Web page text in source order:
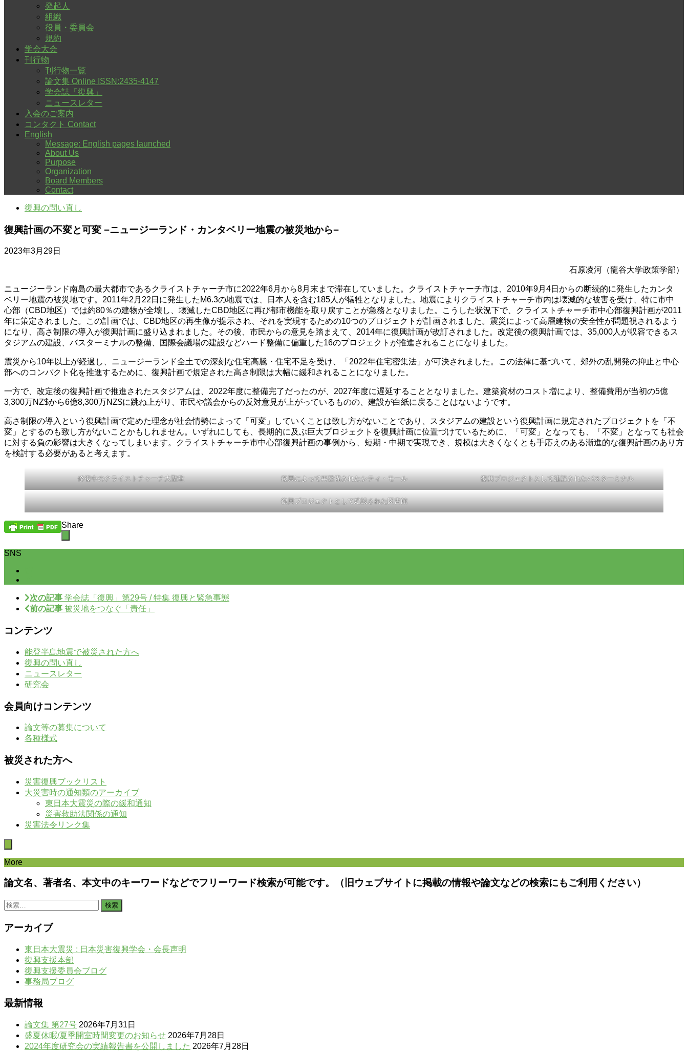
発起人
組織
役員・委員会
規約
学会大会
刊行物
刊行物一覧
論文集 Online ISSN:2435-4147
学会誌「復興」
ニュースレター
入会のご案内
コンタクト Contact
English
Message: English pages launched
About Us
Purpose
Organization
Board Members
Contact
復興の問い直し
復興計画の不変と可変 −ニュージーランド・カンタベリー地震の被災地から−
2023年3月29日
石原凌河（龍谷大学政策学部）
ニュージーランド南島の最大都市であるクライストチャーチ市に2022年6月から8月末まで滞在していました。クライストチャーチ市は、2010年9月4日からの断続的に発生したカンタ
ベリー地震の被災地です。2011年2月22日に発生したM6.3の地震では、日本人を含む185人が犠牲となりました。地震によりクライストチャーチ市内は壊滅的な被害を受け、特に市中
心部（CBD地区）では約80％の建物が全壊し、壊滅したCBD地区に再び都市機能を取り戻すことが急務となりました。こうした状況下で、クライストチャーチ市中心部復興計画が2011
年に策定されました。この計画では、CBD地区の再生像が提示され、それを実現するための10つのプロジェクトが計画されました。震災によって高層建物の安全性が問題視されるよう
になり、高さ制限の導入が復興計画に盛り込まれました。その後、市民からの意見を踏まえて、2014年に復興計画が改訂されました。改定後の復興計画では、35,000人が収容できるス
タジアムの建設、バスターミナルの整備、国際会議場の建設などハード整備に偏重した16のプロジェクトが推進されることになりました。
震災から10年以上が経過し、ニュージーランド全土での深刻な住宅高騰・住宅不足を受け、「2022年住宅密集法」が可決されました。この法律に基づいて、郊外の乱開発の抑止と中心
部へのコンパクト化を推進するために、復興計画で規定された高さ制限は大幅に緩和されることになりました。
一方で、改定後の復興計画で推進されたスタジアムは、2022年度に整備完了だったのが、2027年度に遅延することとなりました。建築資材のコスト増により、整備費用が当初の5億
3,300万NZ$から6億8,300万NZ$に跳ね上がり、市民や議会からの反対意見が上がっているものの、建設が白紙に戻ることはないようです。
高さ制限の導入という復興計画で定めた理念が社会情勢によって「可変」していくことは致し方がないことであり、スタジアムの建設という復興計画に規定されたプロジェクトを「不
変」とするのも致し方がないことかもしれません。いずれにしても、長期的に及ぶ巨大プロジェクトを復興計画に位置づけているために、「可変」となっても、「不変」となっても社会
に対する負の影響は大きくなってしまいます。クライストチャーチ市中心部復興計画の事例から、短期・中期で実現でき、規模は大きくなくとも手応えのある漸進的な復興計画のあり方
を検討する必要があると考えます。
修復中のクライストチャーチ大聖堂 復興によって再整備されたシティ・モール 復興プロジェクトとして建設されたバスターミナル
復興プロジェクトとして建設された図書館
Share
SNS
次の記事 学会誌「復興」第29号 / 特集 復興と緊急事態
前の記事 被災地をつなぐ「責任」
コンテンツ
能登半島地震で被災された方へ
復興の問い直し
ニュースレター
研究会
会員向けコンテンツ
論文等の募集について
各種様式
被災された方へ
災害復興ブックリスト
大災害時の通知類のアーカイブ
東日本大震災の際の緩和通知
災害救助法関係の通知
災害法令リンク集
More
論文名、著者名、本文中のキーワードなどでフリーワード検索が可能です。（旧ウェブサイトに掲載の情報や論文などの検索にもご利用ください）
検
アーカイブ
東日本大震災 : 日本災害復興学会・会長声明
復興支援本部
復興支援委員会ブログ
事務局ブログ
最新情報
論文集 第27号 2026年7月31日
盛夏休暇/夏季開室時間変更のお知らせ 2026年7月28日
2024年度研究会の実績報告書を公開しました 2026年7月28日